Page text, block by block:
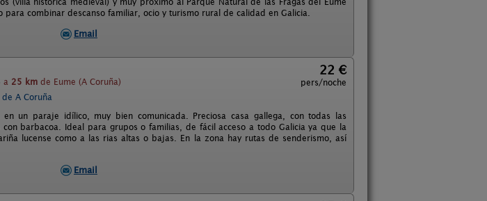
para combinar descanso familiar, ocio y turismo rural de calidad en Galicia.
Email
a 25 km de Eume (A Coruña)
22 €
pers/noche
A Coruña
un paraje idílico, muy bien comunicada. Preciosa casa gallega, con todas las
barbacoa. Ideal para grupos o familias, de fácil acceso a todo Galicia ya que la
lucense como a las rias altas o bajas. En la zona hay rutas de senderismo, así
Email